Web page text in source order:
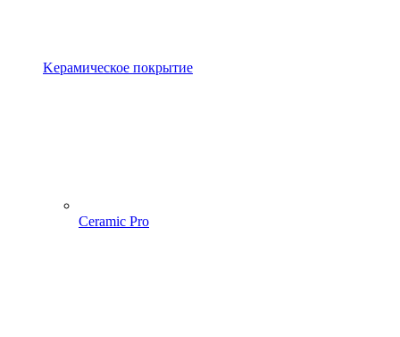
Kерамическое покрытие
Ceramic Pro